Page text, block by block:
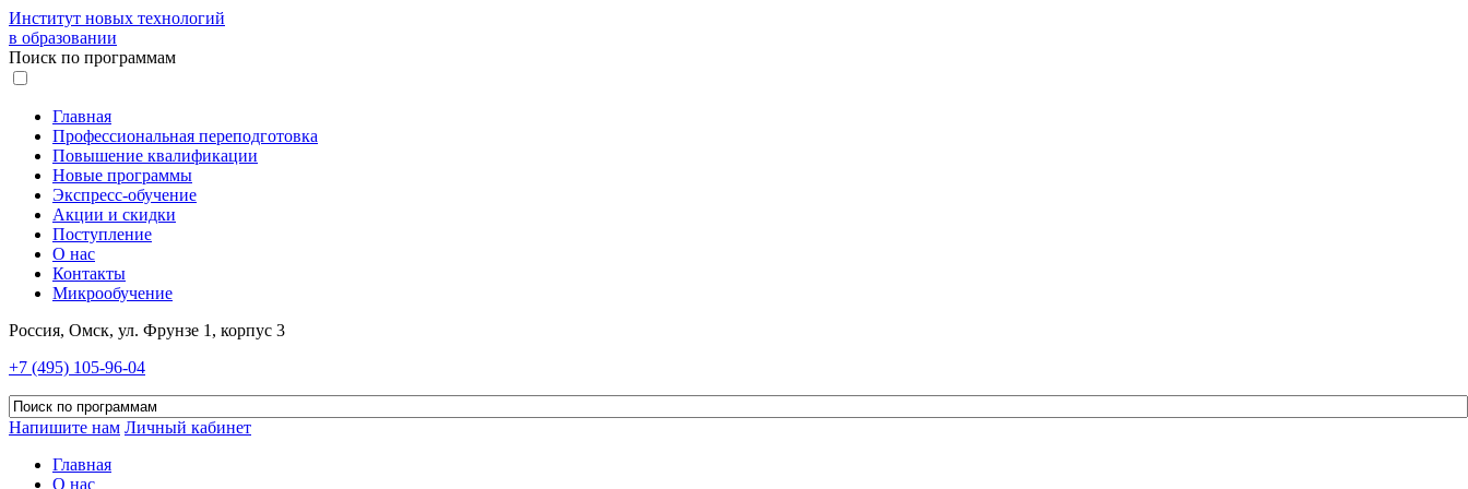
Институт новых технологий
в образовании
Поиск по программам
Главная
Профессиональная переподготовка
Повышение квалификации
Новые программы
Экспресс-обучение
Акции и скидки
Поступление
О нас
Контакты
Микрообучение
Россия, Омск, ул. Фрунзе 1, корпус 3
+7 (495) 105-96-04
Напишите нам Личный кабинет
Главная
О нас